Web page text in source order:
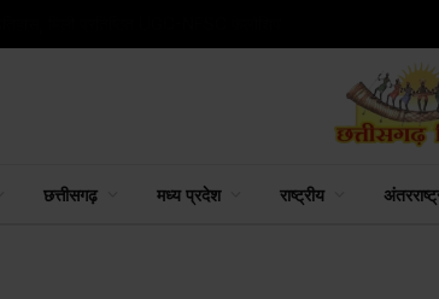
छत्तीसगढ़ मध्य प्रदेश राष्ट्रीय